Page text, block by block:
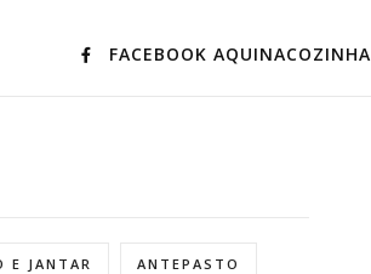
FACEBOOK AQUINACOZINHA
E JANTAR ANTEPASTO